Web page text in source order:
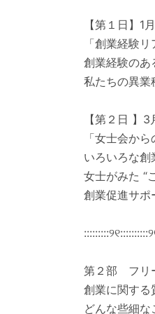
【第１日】1
「創業経験リ
創業経験のあ
私たちの異業
【第２日 】3
「女士会から
いろいろな創
女士がみた “
創業促進サポ
第２部 フリ
創業に関する
どんな些細